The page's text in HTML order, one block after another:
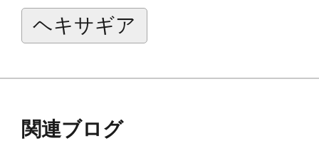
スキンカラーA： Chaos ＆ Prettyマ
グランマ、クイーンオブハート
ヘキサギア
関連ブログ